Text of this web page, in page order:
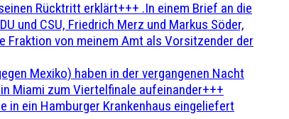
Rücktritt erklärt+++ .In einem Brief an die
und CSU, Friedrich Merz und Markus Söder,
von meinem Amt als Vorsitzender der
Mexiko) haben in der vergangenen Nacht
Miami zum Viertelfinale aufeinander+++
in ein Hamburger Krankenhaus eingeliefert